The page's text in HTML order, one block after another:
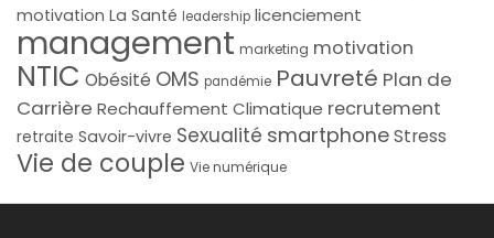
motivation La Santé leadership licenciement
management marketing motivation
NTIC Obésité OMS pandémie Pauvreté Plan de
Carrière Rechauffement Climatique recrutement
retraite Savoir-vivre Sexualité smartphoneStress
Vie de couple Vie numérique